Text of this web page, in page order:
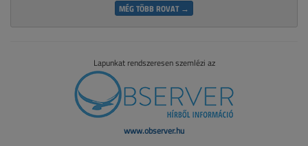
MÉG TÖBB ROVAT →
Lapunkat rendszeresen szemlézi az
www.observer.hu